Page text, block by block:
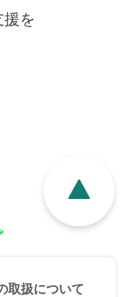
援を
取扱について